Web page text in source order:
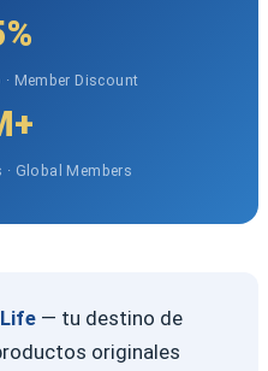
Member Discount
Global Members
— tu destino de
originales